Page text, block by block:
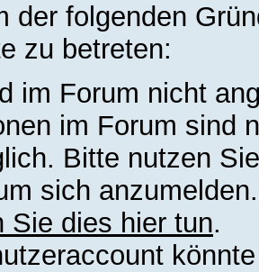
der folgenden
zu betreten:
im Forum nicht
im Forum sind
Bitte nutzen
sich
Sie dies hier tun.